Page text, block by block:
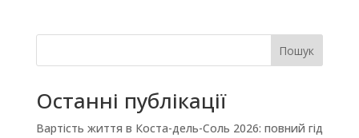
Пошук
Останні публікації
Вартість життя в Коста-дель-Соль 2026: повний гід